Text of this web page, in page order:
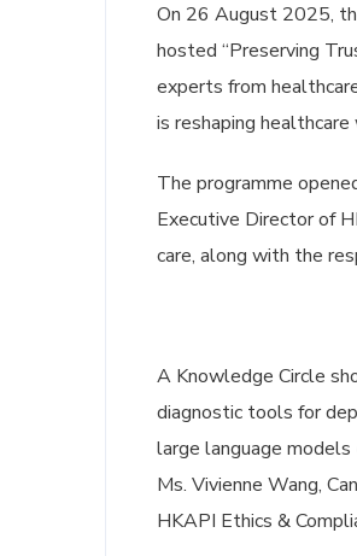
On 26 August 2025,
hosted “Preserving
experts from
is reshaping
The programme
Executive Director of
care, along with the
A Knowledge Circle
diagnostic tools for
large language models
Ms. Vivienne Wang,
HKAPI Ethics &